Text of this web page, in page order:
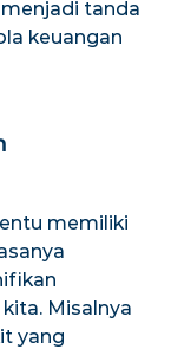
tanda
keuangan
memiliki
Misalnya
yang